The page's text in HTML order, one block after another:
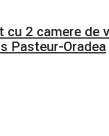
cu 2 camere de
Pasteur-Oradea